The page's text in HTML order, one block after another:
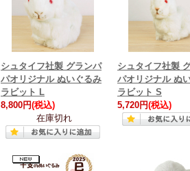
シュタイフ社製 グランパ
パオリジナル ぬいぐるみ
ラビット L
8,800円(税込)
在庫切れ
シュタイフ社製
パオリジナル ぬ
ラビット S
5,720円(税込)